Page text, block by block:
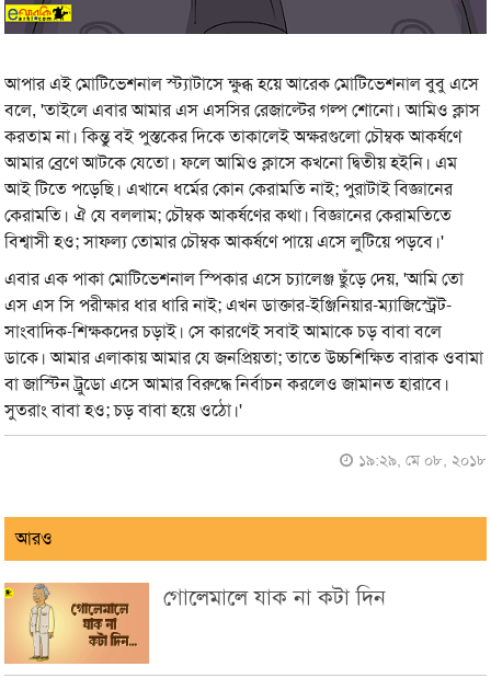
আপার এই মোটিভেশনাল স্ট্যাটাসে ক্ষুব্ধ হয়ে আরেক মোটিভেশনাল বুবু এসে
বলে, 'তাইলে এবার আমার এস এসসির রেজাল্টের গল্প শোনো। আমিও ক্লাস
করতাম না। কিন্তু বই পুস্তকের দিকে তাকালেই অক্ষরগুলো চৌম্বক আকর্ষণে
আমার ব্রেণে আটকে যেতো। ফলে আমিও ক্লাসে কখনো দ্বিতীয় হইনি। এম
আই টিতে পড়েছি। এখানে ধর্মের কোন কেরামতি নাই; পুরাটাই বিজ্ঞানের
কেরামতি। ঐ যে বললাম; চৌম্বক আকর্ষণের কথা। বিজ্ঞানের কেরামতিতে
বিশ্বাসী হও; সাফল্য তোমার চৌম্বক আকর্ষণে পায়ে এসে লুটিয়ে পড়বে।'
এবার এক পাকা মোটিভেশনাল স্পিকার এসে চ্যালেঞ্জ ছুঁড়ে দেয়, 'আমি তো
এস এস সি পরীক্ষার ধার ধারি নাই; এখন ডাক্তার-ইঞ্জিনিয়ার-ম্যাজিস্ট্রেট-
সাংবাদিক-শিক্ষকদের চড়াই। সে কারণেই সবাই আমাকে চড় বাবা বলে
ডাকে। আমার এলাকায় আমার যে জনপ্রিয়তা; তাতে উচ্চশিক্ষিত বারাক ওবামা
বা জাস্টিন ট্রুডো এসে আমার বিরুদ্ধে নির্বাচন করলেও জামানত হারাবে।
সুতরাং বাবা হও; চড় বাবা হয়ে ওঠো।'
১৯:২৯, মে ০৮, ২০১৮
আরও
গোলেমালে যাক না কটা দিন